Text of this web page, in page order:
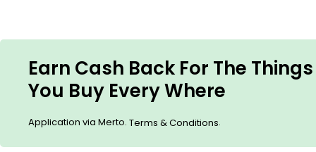
Earn Cash Back For The Things
You Buy Every Where
Application via Merto. Terms & Conditions.